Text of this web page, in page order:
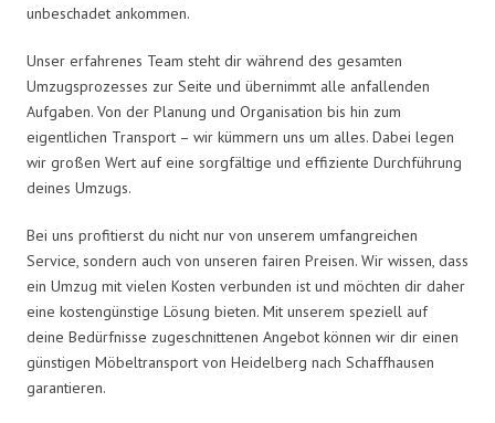
unbeschadet ankommen.
Unser erfahrenes Team steht dir während des gesamten
Umzugsprozesses zur Seite und übernimmt alle anfallenden
Aufgaben. Von der Planung und Organisation bis hin zum
eigentlichen Transport – wir kümmern uns um alles. Dabei legen
wir großen Wert auf eine sorgfältige und effiziente Durchführung
deines Umzugs.
Bei uns profitierst du nicht nur von unserem umfangreichen
Service, sondern auch von unseren fairen Preisen. Wir wissen, dass
ein Umzug mit vielen Kosten verbunden ist und möchten dir daher
eine kostengünstige Lösung bieten. Mit unserem speziell auf
deine Bedürfnisse zugeschnittenen Angebot können wir dir einen
günstigen Möbeltransport von Heidelberg nach Schaffhausen
garantieren.